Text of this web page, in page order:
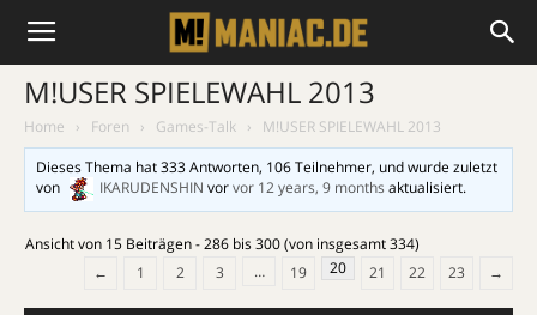
M!USER SPIELEWAHL 2013
Home › Foren › Games-Talk ›
M!USER SPIELEWAHL 2013
Dieses Thema hat 333 Antworten, 106 Teilnehmer, und wurde zuletzt
von
IKARUDENSHIN vorvor 12 years, 9 months aktualisiert.
Ansicht von 15 Beiträgen - 286 bis 300 (von insgesamt 334)
←
1 2 3 … 19 20 21 22 23 →